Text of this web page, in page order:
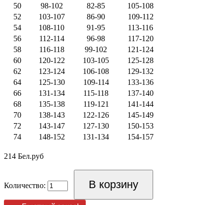
50
98-102 82-85
105-108
52
103-107 86-90
109-112
54
108-110 91-95
113-116
56
112-114 96-98
117-120
58
116-118 99-102
121-124
60
120-122 103-105
125-128
62
123-124 106-108
129-132
64
125-130 109-114
133-136
66
131-134 115-118
137-140
68
135-138 119-121
141-144
70
138-143 122-126
145-149
72
143-147 127-130
150-153
74
148-152 131-134 154-157
214 Бел.руб
Количество: